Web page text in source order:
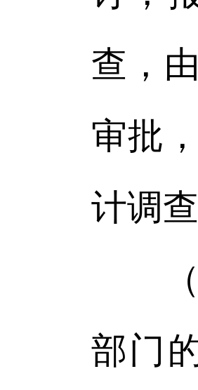
查，
审批
计调
（
部门